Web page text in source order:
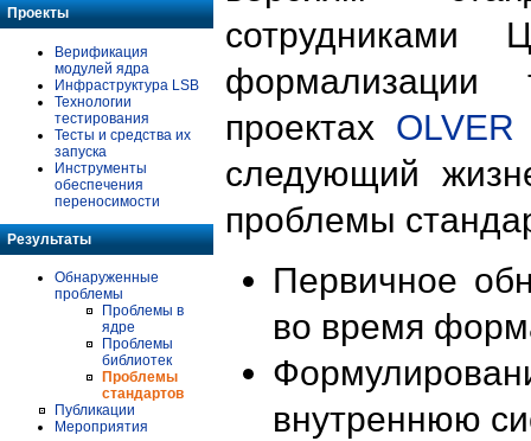
Проекты
Верификация
модулей ядра
Инфраструктура LSB
Технологии
тестирования
Тесты и средства их
запуска
Инструменты
обеспечения
переносимости
Результаты
Обнаруженные
проблемы
Проблемы в
ядре
Проблемы
библиотек
Проблемы
стандартов
Публикации
Мероприятия
формализации
проектах OLVER
следующий
проблемы
Первичное
во время
внутреннюю